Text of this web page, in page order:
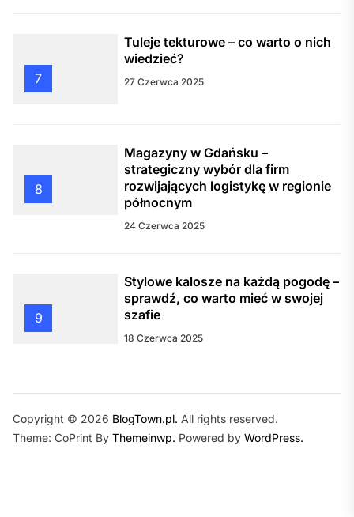
7
Tuleje tekturowe – co warto o nich
wiedzieć?
27 Czerwca 2025
8
Magazyny w Gdańsku –
strategiczny wybór dla firm
rozwijających logistykę w regionie
północnym
24 Czerwca 2025
9
Stylowe kalosze na każdą pogodę –
sprawdź, co warto mieć w swojej
szafie
18 Czerwca 2025
Copyright © 2026 BlogTown.pl. All rights reserved.
Theme: CoPrint By Themeinwp. Powered by WordPress.